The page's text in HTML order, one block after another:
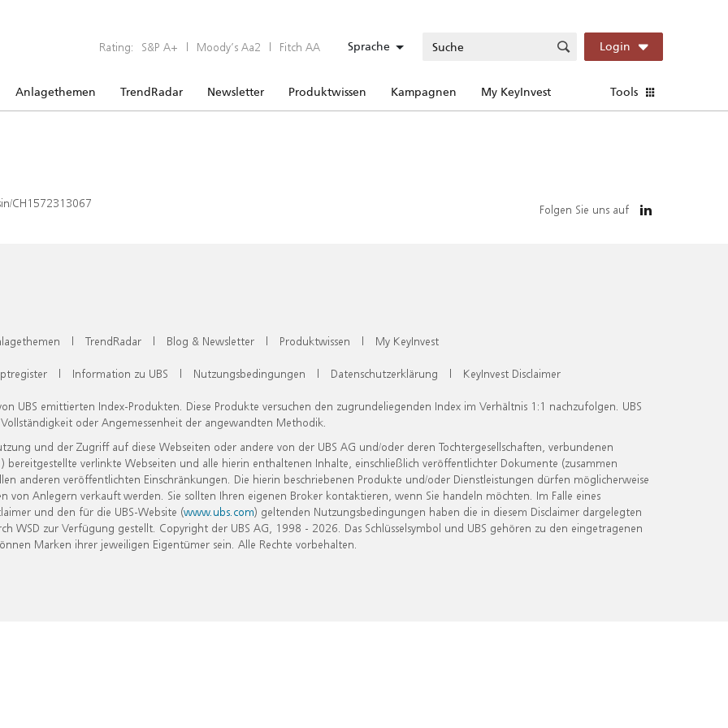
Rating: S&P A+ | Moody’s Aa2 | Fitch AA Sprache Login
Anlagethemen TrendRadar Newsletter Produktwissen Kampagnen My KeyInvest Tools
CH1572313067 Folgen Sie uns auf
| TrendRadar | Blog & Newsletter | Produktwissen | My KeyInvest
| Information zu UBS | Nutzungsbedingungen | Datenschutzerklärung | KeyInvest Disclaimer
UBS emittierten Index-Produkten. Diese Produkte versuchen den zugrundeliegenden Index im Verhältnis 1:1 nachzufolgen. UBS
oder Angemessenheit der angewandten Methodik.
und der Zugriff auf diese Webseiten oder andere von der UBS AG und/oder deren Tochtergesellschaften, verbundenen
verlinkte Webseiten und alle hierin enthaltenen Inhalte, einschließlich veröffentlichter Dokumente (zusammen
anderen veröffentlichten Einschränkungen. Die hierin beschriebenen Produkte und/oder Dienstleistungen dürfen möglicherweise
Anlegern verkauft werden. Sie sollten Ihren eigenen Broker kontaktieren, wenn Sie handeln möchten. Im Falle eines
und den für die UBS-Website (www.ubs.com) geltenden Nutzungsbedingungen haben die in diesem Disclaimer dargelegten
zur Verfügung gestellt. Copyright der UBS AG, 1998 - 2026. Das Schlüsselsymbol und UBS gehören zu den eingetragenen
Marken ihrer jeweiligen Eigentümer sein. Alle Rechte vorbehalten.